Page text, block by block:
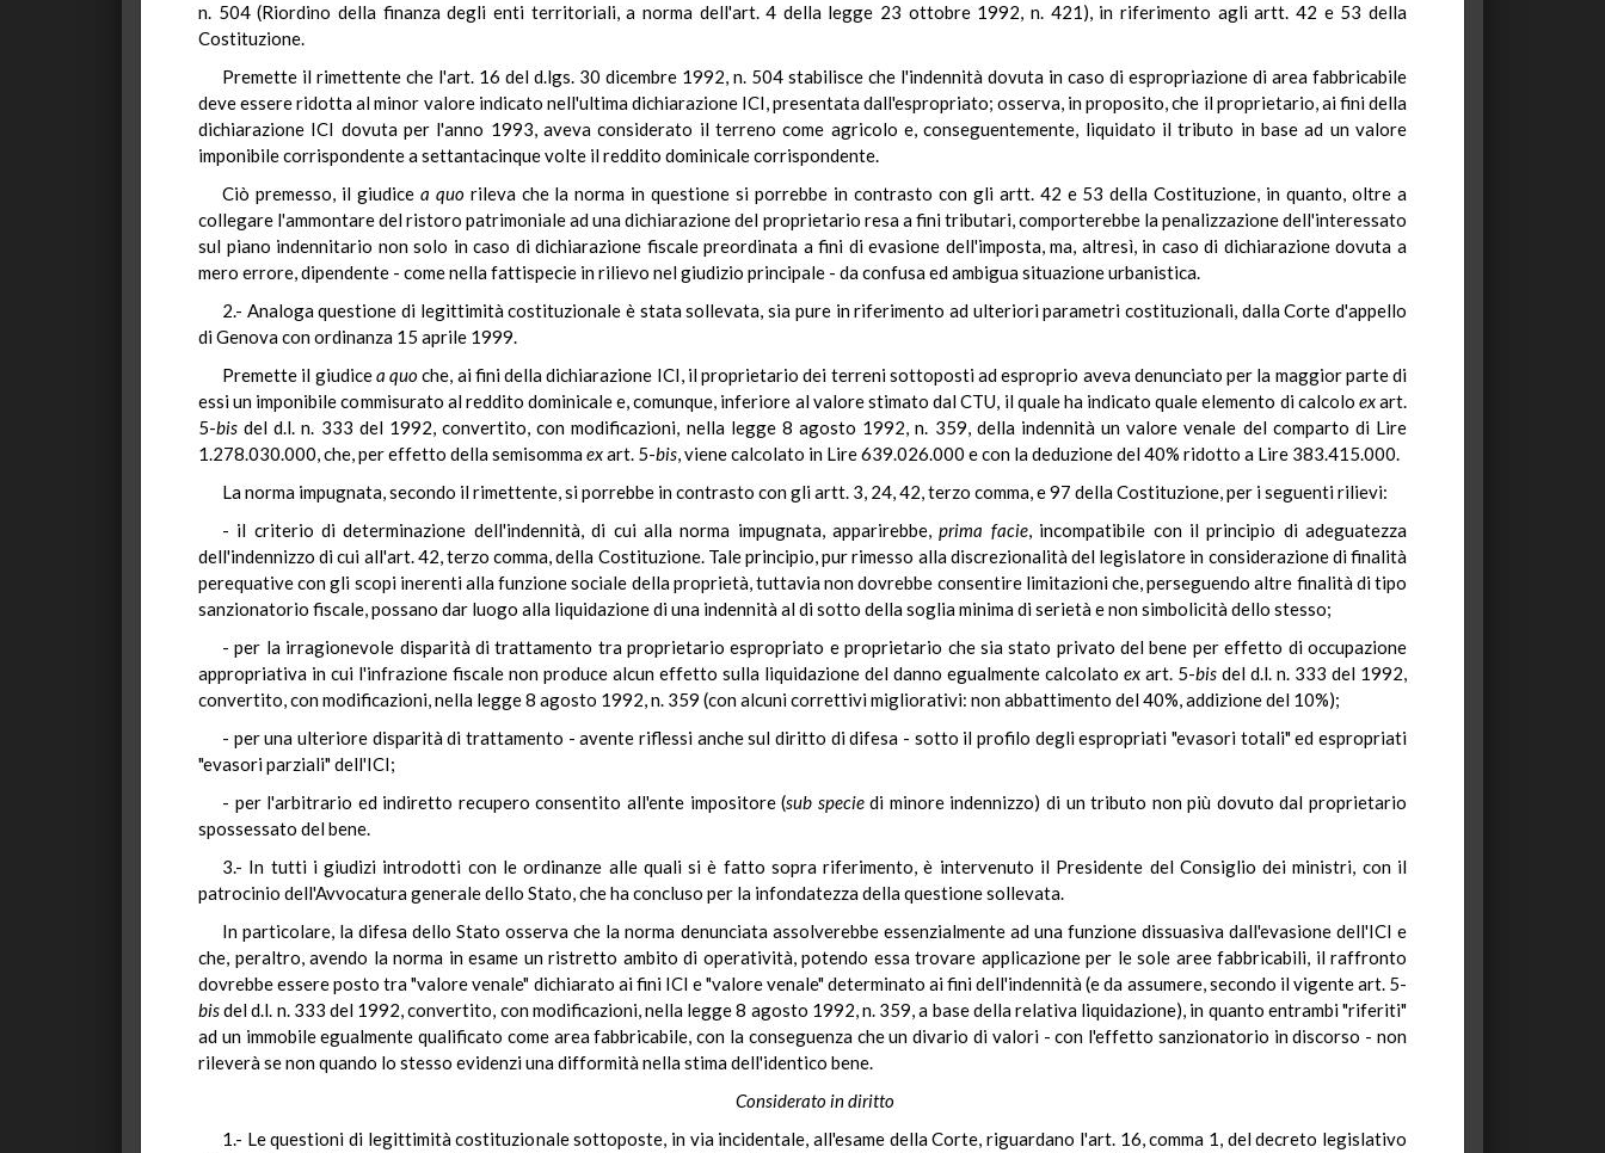
n. 504 (Riordino della finanza degli enti territoriali, a norma dell'art. 4 della legge 23 ottobre 1992, n. 421), in riferimento agli artt. 42 e 53 della
Costituzione.
Premette il rimettente che l'art. 16 del d.lgs. 30 dicembre 1992, n. 504 stabilisce che l'indennità dovuta in caso di espropriazione di area fabbricabile
deve essere ridotta al minor valore indicato nell'ultima dichiarazione ICI, presentata dall'espropriato; osserva, in proposito, che il proprietario, ai fini della
dichiarazione ICI dovuta per l'anno 1993, aveva considerato il terreno come agricolo e, conseguentemente, liquidato il tributo in base ad un valore
imponibile corrispondente a settantacinque volte il reddito dominicale corrispondente.
Ciò premesso, il giudice a quorileva che la norma in questione si porrebbe in contrasto con gli artt. 42 e 53 della Costituzione, in quanto, oltre a
collegare l'ammontaredel ristoro patrimoniale ad una dichiarazione del proprietario resa a fini tributari, comporterebbe la penalizzazione dell'interessato
sul piano indennitario non solo in caso di dichiarazione fiscale preordinata a fini di evasione dell'imposta, ma, altresì, in caso di dichiarazione dovuta a
mero errore, dipendente - come nella fattispecie in rilievo nel giudizio principale - da confusa ed ambigua situazione urbanistica.
2.- Analoga questione di legittimità costituzionale è stata sollevata, sia pure in riferimento ad ulteriori parametri costituzionali, dalla Corte d'appello
di Genova con ordinanza 15 aprile 1999.
Premette il giudicea quoche, ai fini della dichiarazione ICI, il proprietario dei terreni sottoposti ad esproprio aveva denunciato per la maggior parte di
essi un imponibile commisurato al reddito dominicale e, comunque, inferiore al valore stimato dal CTU, il quale ha indicato quale elemento di calcolo exart.
5-bisdel d.l. n. 333 del 1992, convertito, con modificazioni, nella legge 8 agosto 1992, n. 359, della indennità un valore venale del comparto di Lire
1.278.030.000, che, per effetto della semisommaexart. 5-bis, viene calcolato in Lire 639.026.000 e con la deduzione del 40% ridotto a Lire 383.415.000.
La norma impugnata, secondo il rimettente, si porrebbe in contrasto con gli artt. 3, 24, 42, terzo comma, e 97 della Costituzione, per i seguenti rilievi:
- il criterio di determinazione dell'indennità, di cui alla norma impugnata, apparirebbe,prima facie, incompatibile con il principio di adeguatezza
dell'indennizzo di cui all'art. 42, terzo comma, della Costituzione. Tale principio, pur rimesso alla discrezionalità del legislatore in considerazione di finalità
perequative con gli scopi inerenti alla funzione sociale della proprietà, tuttavia non dovrebbe consentire limitazioni che, perseguendo altre finalità di tipo
sanzionatorio fiscale, possano dar luogo alla liquidazione di una indennità al di sotto della soglia minima di serietà e non simbolicità dello stesso;
- per la irragionevole disparità di trattamento tra proprietario espropriato e proprietario che sia stato privato del bene per effetto di occupazione
appropriativa in cui l'infrazione fiscale non produce alcun effetto sulla liquidazione del danno egualmente calcolato ex art. 5-bis del d.l. n. 333 del 1992,
convertito, con modificazioni, nella legge 8 agosto 1992, n. 359 (con alcuni correttivi migliorativi: non abbattimento del 40%, addizione del 10%);
- per una ulteriore disparità di trattamento - avente riflessi anche sul diritto di difesa - sotto il profilo degli espropriati "evasori totali" ed espropriati
"evasori parziali" dell'ICI;
- per l'arbitrario ed indiretto recupero consentito all'ente impositore (sub speciedi minore indennizzo) di un tributo non più dovuto dal proprietario
spossessato del bene.
3.- In tutti i giudizi introdotti con le ordinanze alle quali si è fatto sopra riferimento, è intervenuto il Presidente del Consiglio dei ministri, con il
patrocinio dell'Avvocatura generale dello Stato, che ha concluso per la infondatezza della questione sollevata.
In particolare, la difesa dello Stato osserva che la norma denunciata assolverebbe essenzialmente ad una funzione dissuasiva dall'evasione dell'ICI e
che, peraltro, avendo la norma in esame un ristretto ambito di operatività, potendo essa trovare applicazione per le sole aree fabbricabili, il raffronto
dovrebbe essere posto tra "valore venale" dichiarato ai fini ICI e "valore venale" determinato ai fini dell'indennità (e da assumere, secondo il vigente art. 5-
bisdel d.l. n. 333 del 1992, convertito, con modificazioni, nella legge 8 agosto 1992, n. 359, a base della relativa liquidazione), in quanto entrambi "riferiti"
ad un immobile egualmente qualificato come area fabbricabile, con la conseguenza che un divario di valori - con l'effetto sanzionatorio in discorso - non
rileverà se non quando lo stesso evidenzi una difformità nella stima dell'identico bene.
Considerato in diritto
1.- Le questioni di legittimità costituzionale sottoposte, in via incidentale, all'esame della Corte, riguardano l'art. 16, comma 1, del decreto legislativo